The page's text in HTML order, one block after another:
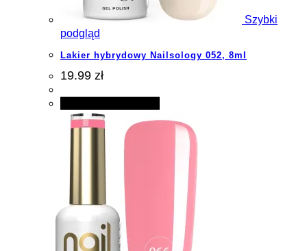
Szybki
podgląd
Lakier hybrydowy Nailsology 052, 8ml
19.99 zł